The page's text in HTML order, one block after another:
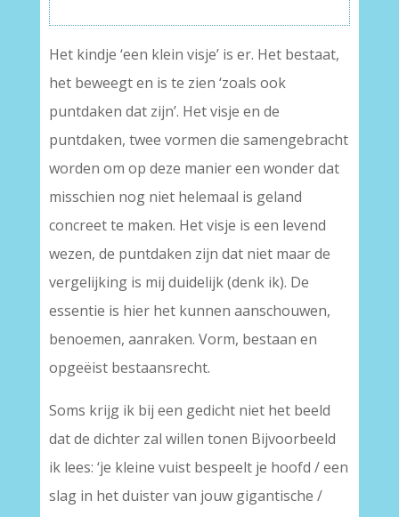
Het kindje ‘een klein visje’ is er. Het bestaat,
het beweegt en is te zien ‘zoals ook
puntdaken dat zijn’. Het visje en de
puntdaken, twee vormen die samengebracht
worden om op deze manier een wonder dat
misschien nog niet helemaal is geland
concreet te maken. Het visje is een levend
wezen, de puntdaken zijn dat niet maar de
vergelijking is mij duidelijk (denk ik). De
essentie is hier het kunnen aanschouwen,
benoemen, aanraken. Vorm, bestaan en
opgeëist bestaansrecht.
Soms krijg ik bij een gedicht niet het beeld
dat de dichter zal willen tonen Bijvoorbeeld
ik lees: ‘je kleine vuist bespeelt je hoofd / een
slag in het duister van jouw gigantische /